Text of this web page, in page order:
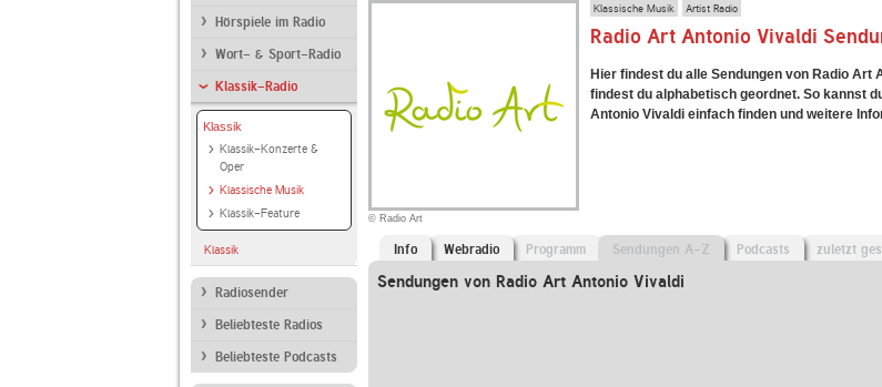
Hörspiele im Radio
Wort- & Sport-Radio
Klassik-Radio
Klassik
Klassik-Konzerte &
Oper
Klassische Musik
Klassik-Feature
Klassik
Radiosender
Beliebteste Radios
Beliebteste Podcasts
© Radio Art
Klassische Musik Artist Radio
Radio Art Antonio Vivaldi
Hier findest du alle Sendungen von Radio Art
findest du alphabetisch geordnet. So kannst
Antonio Vivaldi einfach finden und weitere
Info Webradio Programm Sendungen A-Z Podcasts zuletzt
Sendungen von Radio Art Antonio Vivaldi